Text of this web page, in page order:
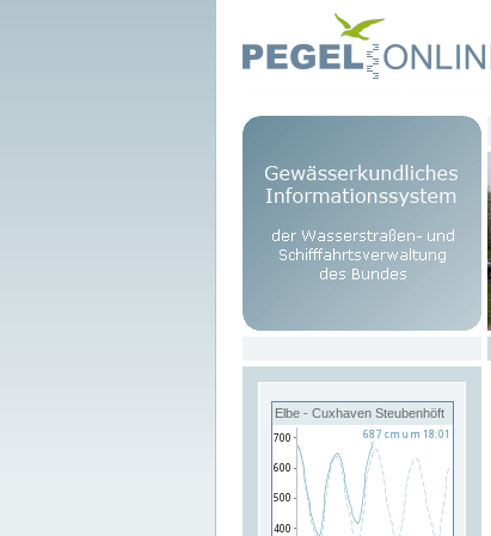
Elbe - Cuxhaven Steubenhöft